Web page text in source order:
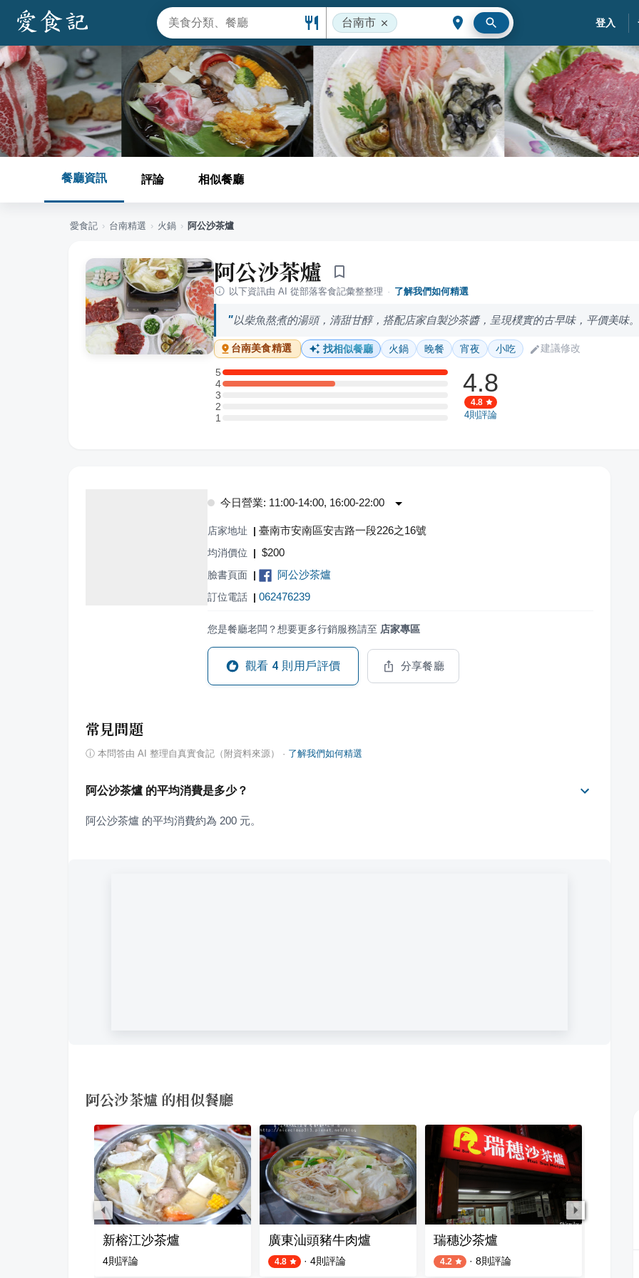
台南市 登入
餐廳資訊 評論 相似餐廳
愛食記 › 台南精選 › 火鍋 › 阿公沙茶爐
阿公沙茶爐
以下資訊由 AI 從部落客食記彙整整理 · 了解我們如何精選
以柴魚熬煮的湯頭，清甜甘醇，搭配店家自製沙茶醬，呈現樸實的古早味，平價美味。
台南美食精選 找相似餐廳 火鍋 晚餐 宵夜 小吃 建議修改
5
5 星：2 則評論
4
4 星：1 則評論
3
3 星：0 則評論
2
2 星：0 則評論
11 星：0 則評論
4.8
4.8
4則評論
今日營業: 11:00-14:00, 16:00-22:00
店家地址 | 臺南市安南區安吉路一段226之16號
均消價位 | $200
臉書頁面 | 阿公沙茶爐
訂位電話 | 062476239
您是餐廳老闆？想要更多行銷服務請至 店家專區
觀看 4 則用戶評價 分享餐廳
常見問題
ⓘ 本問答由 AI 整理自真實食記（附資料來源） · 了解我們如何精選
阿公沙茶爐 的平均消費是多少？
阿公沙茶爐 的平均消費約為 200 元。
阿公沙茶爐 的相似餐廳
新榕江沙茶爐
4則評論
廣東汕頭豬牛肉爐
4.8 · 4則評論
瑞穗沙茶爐
4.2 · 8則評論